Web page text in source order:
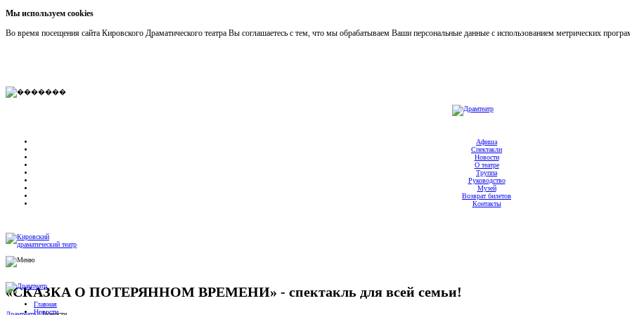
Мы используем cookies
Во время посещения сайта Кировского Драматического театра Вы соглашаетесь с тем, что мы обрабатываем Ваши персональные данные с использованием метрических
Афиша
Спектакли
Новости
О театре
Труппа
Руководство
Музей
Возврат билетов
Контакты
Главная
Новости
«СКАЗКА О ПОТЕРЯННОМ ВРЕМЕНИ» - спектакль для всей семьи!